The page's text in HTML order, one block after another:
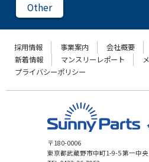
Other
採用情報 事業案内 会社概要
新着情報
マンスリーレポート
プライバシーポリシー
〒180-0006
東京都武蔵野市中町1-9-5 第一中